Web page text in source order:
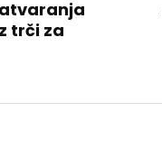
trči za